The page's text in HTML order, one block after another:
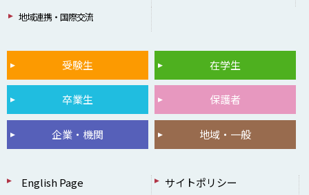
地域連携・国際交流
受験生 在学生
卒業生 保護者
企業・機関 地域・一般
English Page サイトポリシー